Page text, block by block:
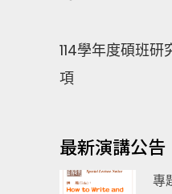
114學年度碩班
項
最新演講公告
專